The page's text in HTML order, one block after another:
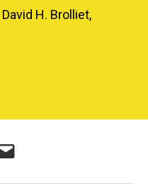
H. Brolliet,
E-